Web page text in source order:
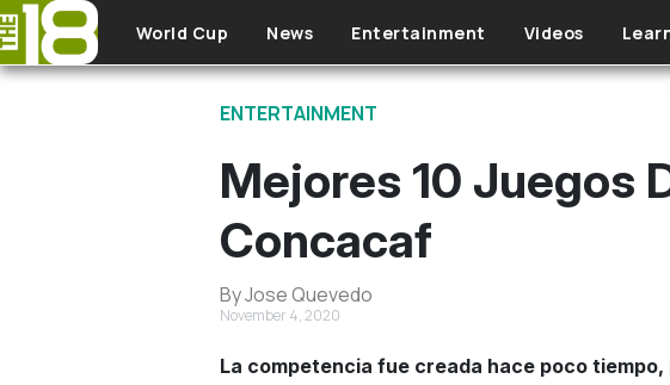
Skip to main content
World Cup News Entertainment Videos
ENTERTAINMENT
Mejores 10 Juegos
Concacaf
By Jose Quevedo
November 4, 2020
La competencia fue creada hace poco